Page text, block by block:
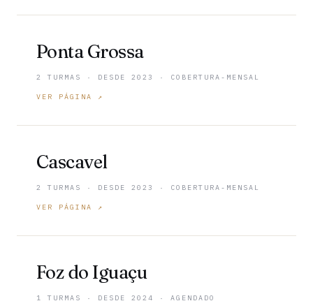
Ponta Grossa
2 TURMAS · DESDE 2023 · COBERTURA-MENSAL
VER PÁGINA ↗
Cascavel
2 TURMAS · DESDE 2023 · COBERTURA-MENSAL
VER PÁGINA ↗
Foz do Iguaçu
1 TURMAS · DESDE 2024 · AGENDADO